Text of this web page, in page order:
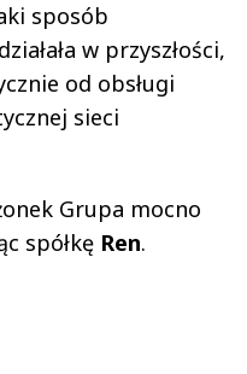
sposób
w przyszłości,
od obsługi
sieci
Grupa mocno
spółkę Ren.